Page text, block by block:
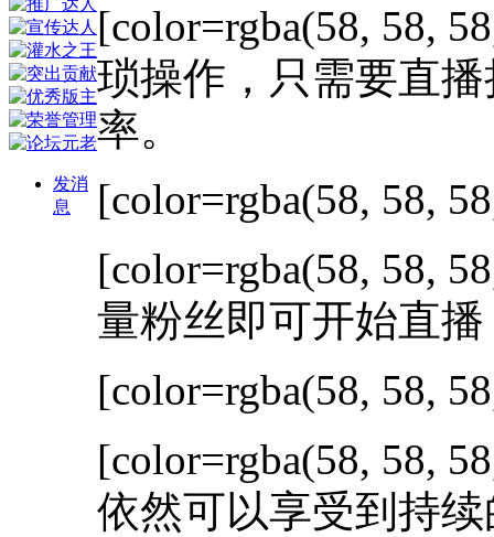
发消
息
[color=rgba(58, 58,
琐操作，只需要直
率。
[color=rgba(58, 58,
[color=rgba(58, 58,
量粉丝即可开始直
[color=rgba(58, 58,
[color=rgba(58, 58,
依然可以享受到持